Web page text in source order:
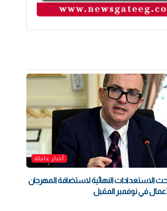
أخبار عاجلة
الاستعدادات النهائية لاستضافة المهرجان
في نوفمبر المقبل